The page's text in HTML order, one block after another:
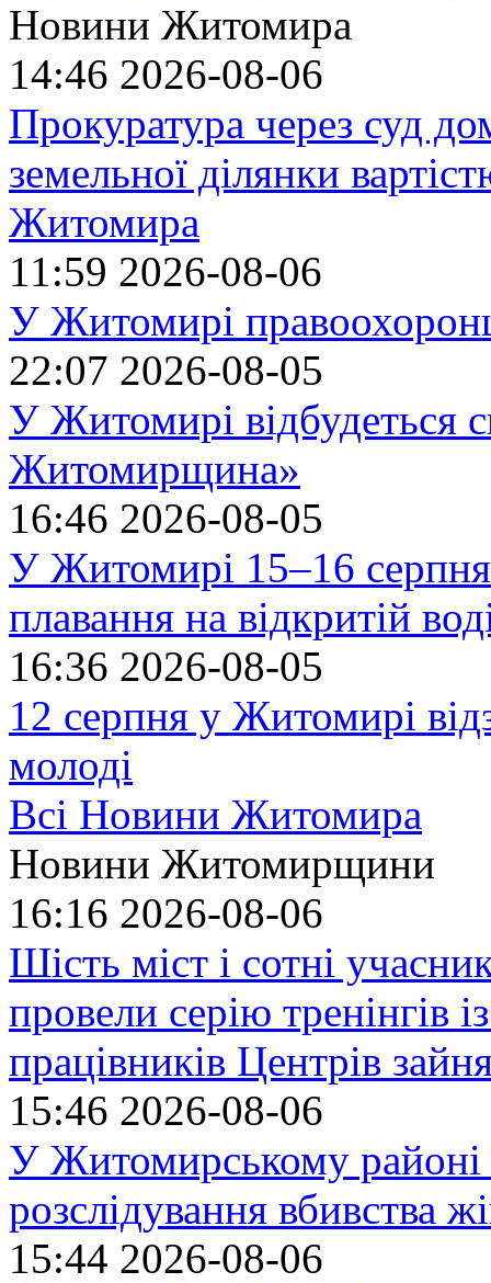
Новини Житомира
14:46 2026-08-06
Прокуратура через суд
земельної ділянки
Житомира
11:59 2026-08-06
У Житомирі
22:07 2026-08-05
У Житомирі відбудеться
Житомирщина»
16:46 2026-08-05
У Житомирі 15–16 серпня
плавання на відкритій
16:36 2026-08-05
12 серпня у Житомирі
молоді
Всі Новини Житомира
Новини Житомирщини
16:16 2026-08-06
Шість міст і сотні
провели серію тренінгів
працівників Центрів
15:46 2026-08-06
У Житомирському районі
розслідування вбивства
15:44 2026-08-06